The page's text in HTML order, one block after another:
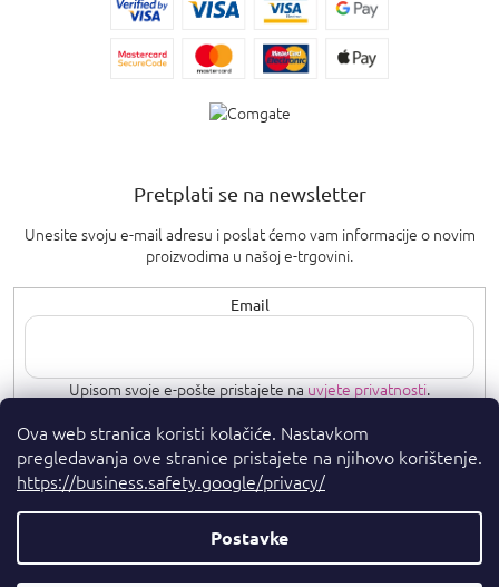
Ova web stranica koristi kolačiće. Nastavkom
pregledavanja ove stranice pristajete na njihovo korištenje.
https://business.safety.google/privacy/
Postavke
Pretplati se na newsletter
Unesite svoju e-mail adresu i poslat ćemo vam informacije o novim
proizvodima u našoj e-trgovini.
Email
Upisom svoje e-pošte pristajete nauvjete privatnosti.
PRETPLATI SE
Autorska prava 2026Parfumshop.hr. Sva prava pridržana.